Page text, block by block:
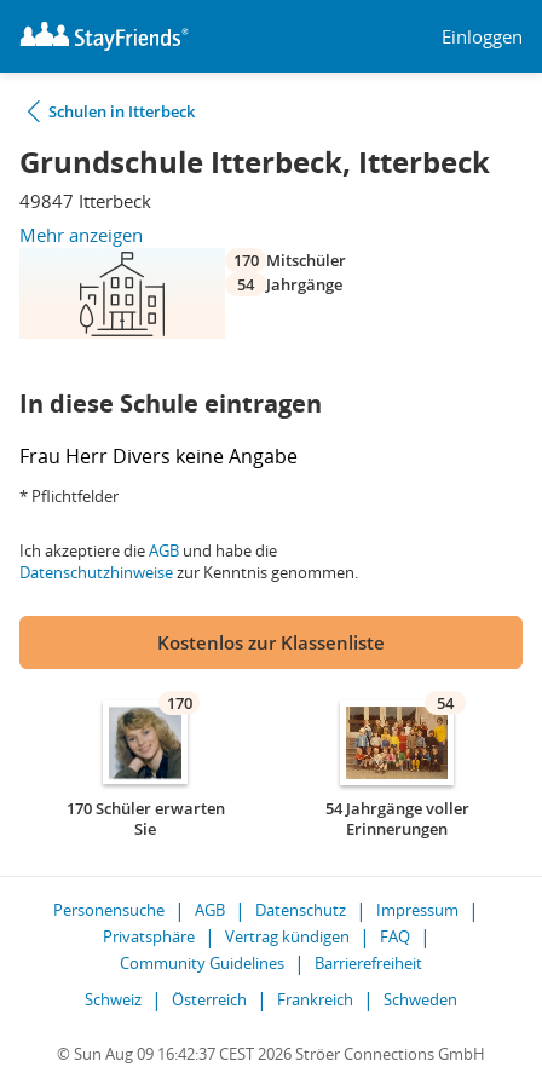
Einloggen
Schulen in Itterbeck
Grundschule Itterbeck, Itterbeck
49847 Itterbeck
Mehr anzeigen
170 Mitschüler
54
Jahrgänge
In diese Schule eintragen
Frau Herr Divers keine Angabe
* Pflichtfelder
Ich akzeptiere dieAGB und habe die
Datenschutzhinweisezur Kenntnis genommen.
Kostenlos zur Klassenliste
170
170 Schüler erwarten
Sie
54
54 Jahrgänge voller
Erinnerungen
Personensuche AGB Datenschutz
Impressum
Privatsphäre
Vertrag kündigen
FAQ
Community Guidelines
Barrierefreiheit
Schweiz
Österreich Frankreich Schweden
© Sun Aug 09 16:42:37 CEST 2026 Ströer Connections GmbH